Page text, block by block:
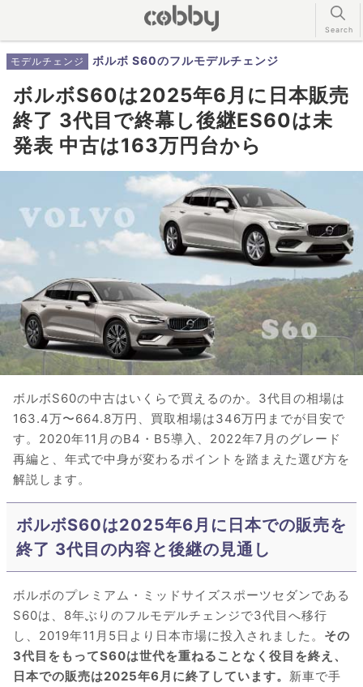
モデルチェンジ ボルボ S60のフルモデルチェンジ
ボルボS60は2025年6月に日本販売
終了 3代目で終幕し後継ES60は未
発表 中古は163万円台から
ボルボS60の中古はいくらで買えるのか。3代目の相場は
163.4万〜664.8万円、買取相場は346万円までが目安で
す。2020年11月のB4・B5導入、2022年7月のグレード
再編と、年式で中身が変わるポイントを踏まえた選び方を
解説します。
ボルボS60は2025年6月に日本での販売を
終了 3代目の内容と後継の見通し
ボルボのプレミアム・ミッドサイズスポーツセダンである
S60は、8年ぶりのフルモデルチェンジで3代目へ移行
し、2019年11月5日より日本市場に投入されました。 その
3代目をもってS60は世代を重ねることなく役目を終え、
日本での販売は2025年6月に終了しています。 新車で手